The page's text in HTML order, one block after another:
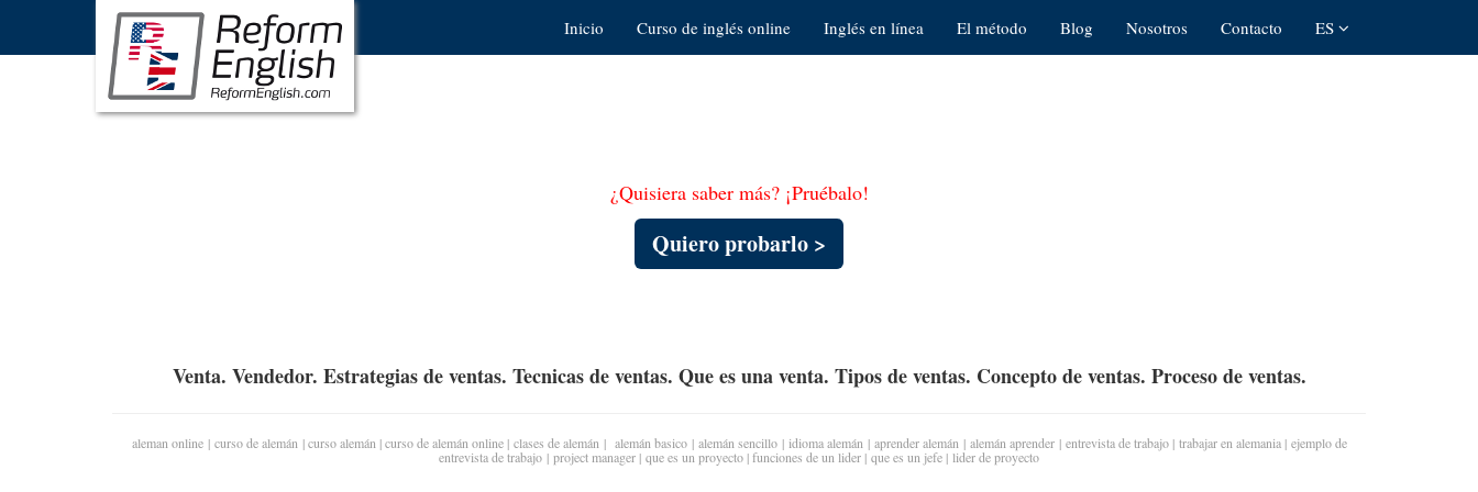
Inicio Curso de inglés online Inglés en línea El método Blog Nosotros Contacto ES
¿Quisiera saber más? ¡Pruébalo!
Quiero probarlo >
Venta. Vendedor. Estrategias de ventas. Tecnicas de ventas. Que es una venta. Tipos de ventas. Concepto de ventas. Proceso de ventas.
aleman online| curso de alemán |curso alemán |curso de alemán online| clases de alemán | alemán basico| alemán sencillo| idioma alemán | aprender alemán | alemán aprender | entrevista de trabajo | trabajar en alemania | ejemplo de
entrevista de trabajo | project manager | que es un proyecto |funciones de un lider | que es un jefe | lider de proyecto